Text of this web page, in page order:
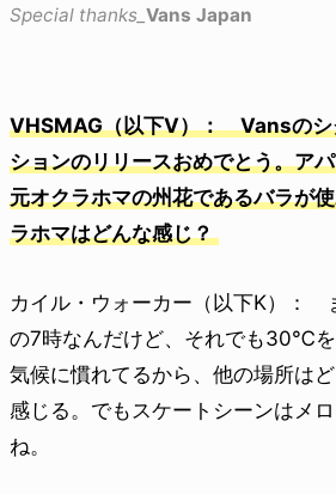
Special thanks_ Vans Japan
VHSMAG（以下V）： Vansのシ
ションのリリースおめでとう。ア
元オクラホマの州花であるバラが
ラホマはどんな感じ？
カイル・ウォーカー（以下K）：
の7時なんだけど、それでも30℃
気候に慣れてるから、他の場所は
感じる。でもスケートシーンはメ
ね。